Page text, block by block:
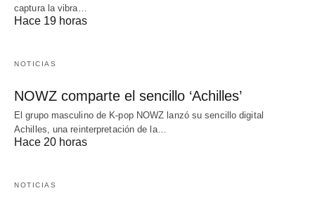
captura la vibra…
Hace 19 horas
NOTICIAS
NOWZ comparte el sencillo ‘Achilles’
El grupo masculino de K-pop NOWZ lanzó su sencillo digital
Achilles, una reinterpretación de la…
Hace 20 horas
NOTICIAS